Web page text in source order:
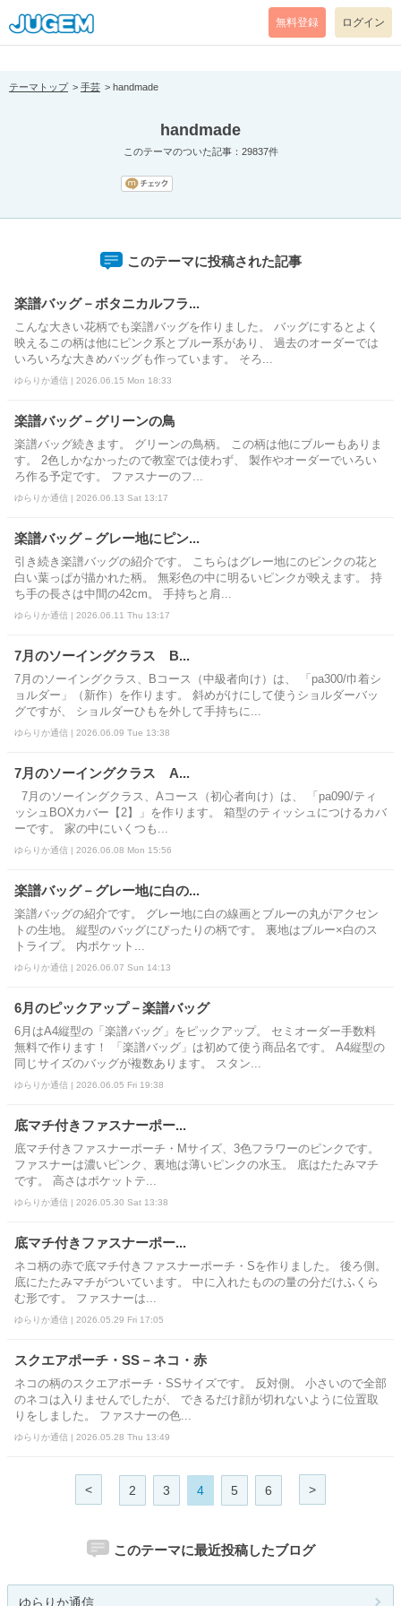
[pear_error: message="Success" code=0 mode=return level=notice
prefix="" info=""]
無料登録 ログイン
テーマトップ 手芸 handmade
handmade
このテーマのついた記事：29837件
このテーマに投稿された記事
楽譜バッグ－ボタニカルフラ...
こんな大きい花柄でも楽譜バッグを作りました。 バッグにするとよく
映えるこの柄は他にピンク系とブルー系があり、 過去のオーダーでは
いろいろな大きめバッグも作っています。 そろ...
ゆらりか通信 | 2026.06.15 Mon 18:33
楽譜バッグ－グリーンの鳥
楽譜バッグ続きます。 グリーンの鳥柄。 この柄は他にブルーもありま
す。 2色しかなかったので教室では使わず、 製作やオーダーでいろい
ろ作る予定です。 ファスナーのフ...
ゆらりか通信 | 2026.06.13 Sat 13:17
楽譜バッグ－グレー地にピン...
引き続き楽譜バッグの紹介です。 こちらはグレー地にのピンクの花と
白い葉っぱが描かれた柄。 無彩色の中に明るいピンクが映えます。 持
ち手の長さは中間の42cm。 手持ちと肩...
ゆらりか通信 | 2026.06.11 Thu 13:17
7月のソーイングクラス B...
7月のソーイングクラス、Bコース（中級者向け）は、 「pa300/巾着シ
ョルダー」（新作）を作ります。 斜めがけにして使うショルダーバッ
グですが、 ショルダーひもを外して手持ちに...
ゆらりか通信 | 2026.06.09 Tue 13:38
7月のソーイングクラス A...
7月のソーイングクラス、Aコース（初心者向け）は、 「pa090/ティ
ッシュBOXカバー【2】」を作ります。 箱型のティッシュにつけるカバ
ーです。 家の中にいくつも...
ゆらりか通信 | 2026.06.08 Mon 15:56
楽譜バッグ－グレー地に白の...
楽譜バッグの紹介です。 グレー地に白の線画とブルーの丸がアクセン
トの生地。 縦型のバッグにぴったりの柄です。 裏地はブルー×白のス
トライプ。 内ポケット...
ゆらりか通信 | 2026.06.07 Sun 14:13
6月のピックアップ－楽譜バッグ
6月はA4縦型の「楽譜バッグ」をピックアップ。 セミオーダー手数料
無料で作ります！ 「楽譜バッグ」は初めて使う商品名です。 A4縦型の
同じサイズのバッグが複数あります。 スタン...
ゆらりか通信 | 2026.06.05 Fri 19:38
底マチ付きファスナーポー...
底マチ付きファスナーポーチ・Mサイズ、3色フラワーのピンクです。
ファスナーは濃いピンク、裏地は薄いピンクの水玉。 底はたたみマチ
です。 高さはポケットテ...
ゆらりか通信 | 2026.05.30 Sat 13:38
底マチ付きファスナーポー...
ネコ柄の赤で底マチ付きファスナーポーチ・Sを作りました。 後ろ側。
底にたたみマチがついています。 中に入れたものの量の分だけふくら
む形です。 ファスナーは...
ゆらりか通信 | 2026.05.29 Fri 17:05
スクエアポーチ・SS－ネコ・赤
ネコの柄のスクエアポーチ・SSサイズです。 反対側。 小さいので全部
のネコは入りませんでしたが、 できるだけ顔が切れないように位置取
りをしました。 ファスナーの色...
ゆらりか通信 | 2026.05.28 Thu 13:49
< 2 3 4 5 6 >
このテーマに最近投稿したブログ
ゆらりか通信